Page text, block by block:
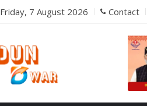
Friday, 7 August 2026 Contact